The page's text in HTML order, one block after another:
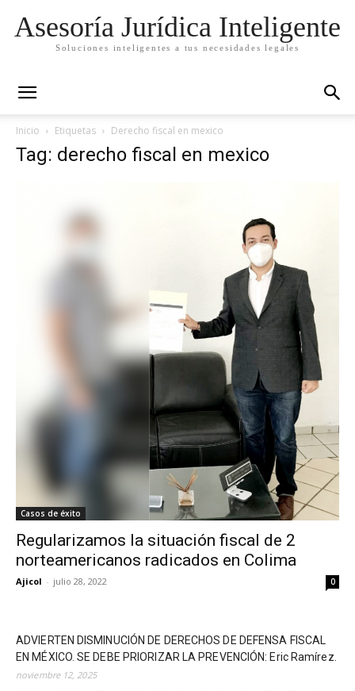
Asesoría Jurídica Inteligente
Soluciones inteligentes a tus necesidades legales
Inicio Etiquetas Derecho fiscal en mexico
Tag: derecho fiscal en mexico
Casos de éxito
Regularizamos la situación fiscal de 2
norteamericanos radicados en Colima
Ajicol - julio 28, 2022 0
ADVIERTEN DISMINUCIÓN DE DERECHOS DE DEFENSA FISCAL
EN MÉXICO. SE DEBE PRIORIZAR LA PREVENCIÓN: Eric Ramírez.
noviembre 12, 2025